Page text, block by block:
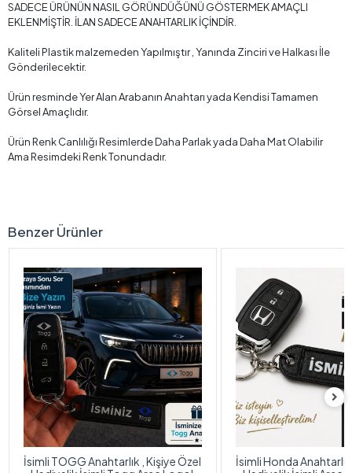
SADECE ÜRÜNÜN NASIL GÖRÜNDÜĞÜNÜ GÖSTERMEK AMAÇLI
EKLENMİŞTİR. İLAN SADECE ANAHTARLIK İÇİNDİR.
Kaliteli Plastik malzemeden Yapılmıştır , Yanında Zinciri ve Halkası İle
Gönderilecektir.
Ürün resminde Yer Alan Arabanın Anahtarı yada Kendisi Tamamen
Görsel Amaçlıdır.
Ürün Renk Canlılığı Resimlerde Daha Parlak yada Daha Mat Olabilir
Ama Resimdeki Renk Tonundadır.
Benzer Ürünler
İsimli TOGG Anahtarlık , Kişiye Özel
İsimli Honda